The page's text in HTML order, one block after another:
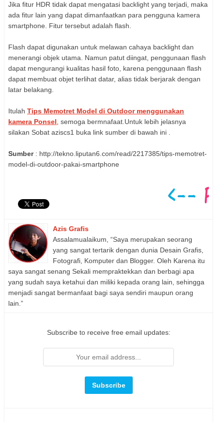
Jika fitur HDR tidak dapat mengatasi backlight yang terjadi, maka
ada fitur lain yang dapat dimanfaatkan para pengguna kamera
smartphone. Fitur tersebut adalah flash.
Flash dapat digunakan untuk melawan cahaya backlight dan
menerangi objek utama. Namun patut diingat, penggunaan flash
dapat mengurangi kualitas hasil foto, karena penggunaan flash
dapat membuat objet terlihat datar, alias tidak berjarak dengan
latar belakang.
Itulah Tips Memotret Model di Outdoor menggunakan
kamera Ponsel, semoga bermnafaat.Untuk lebih jelasnya
silakan Sobat aziscs1 buka link sumber di bawah ini .
Sumber: http://tekno.liputan6.com/read/2217385/tips-memotret-
model-di-outdoor-pakai-smartphone
Azis Grafis
Assalamualaikum, “Saya merupakan seorang
yang sangat tertarik dengan dunia Desain Grafis,
Fotografi, Komputer dan Blogger. Oleh Karena itu
saya sangat senang Sekali mempraktekkan dan berbagi apa
yang sudah saya ketahui dan miliki kepada orang lain, sehingga
menjadi sangat bermanfaat bagi saya sendiri maupun orang
lain.”
Subscribe to receive free email updates: